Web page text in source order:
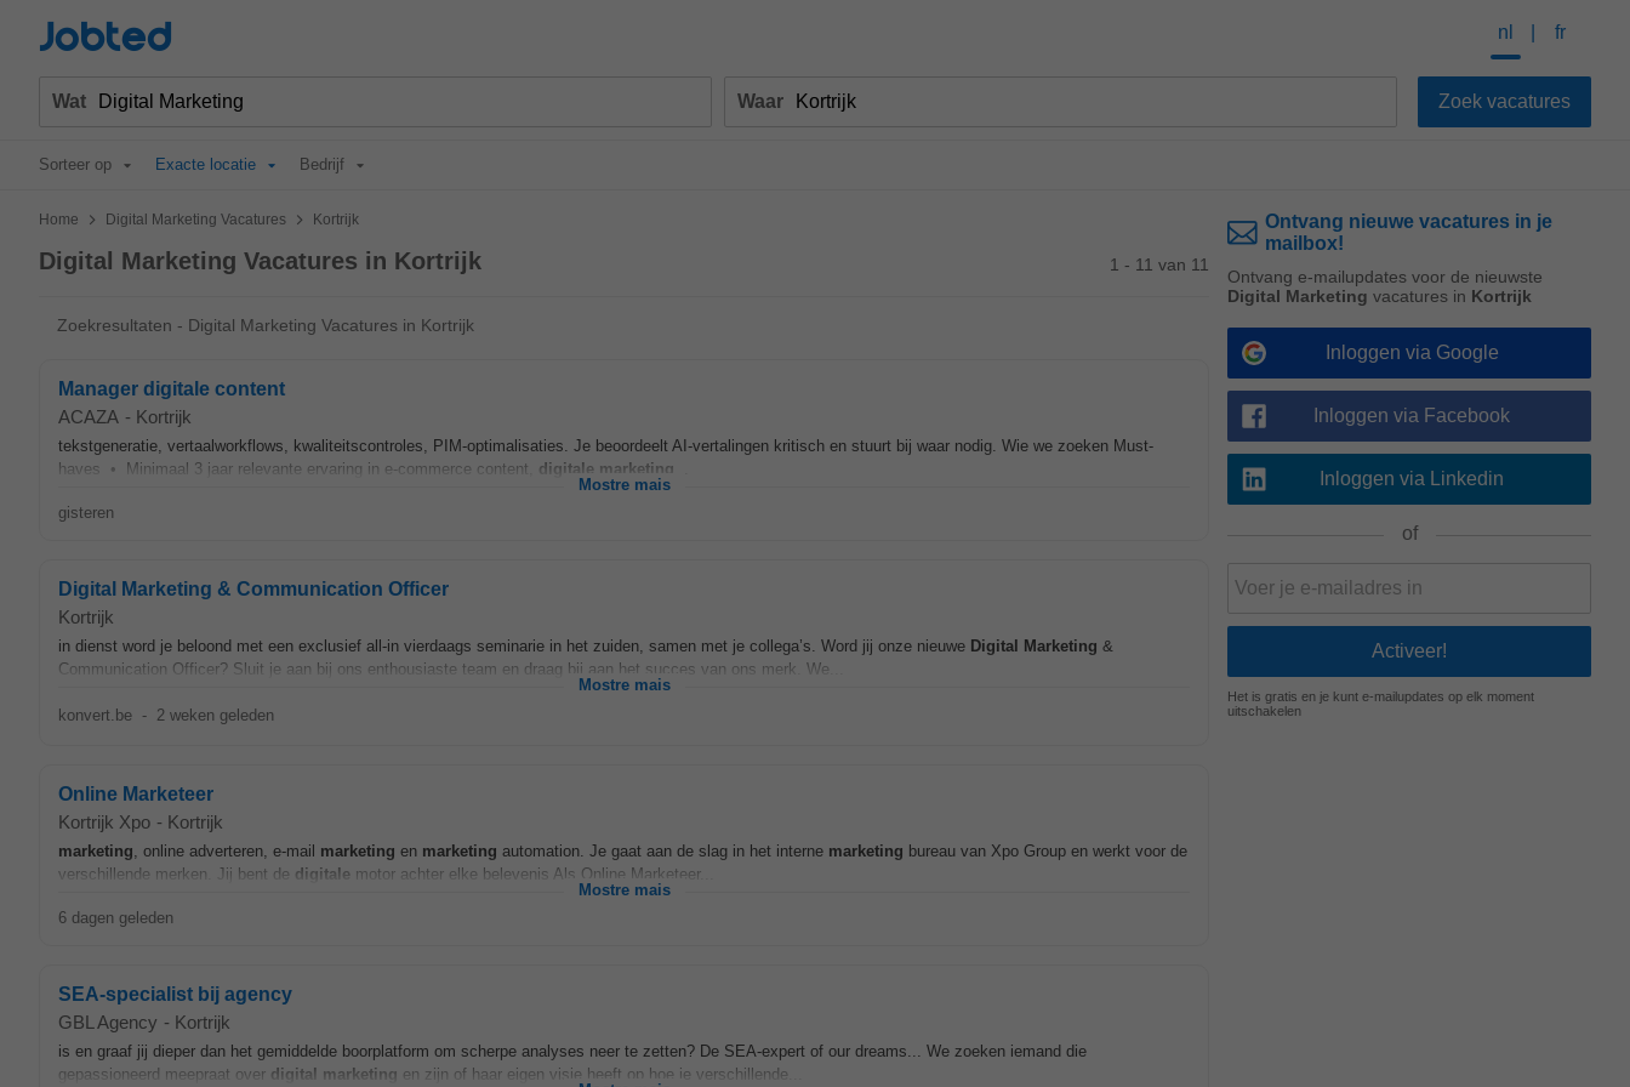
Jobted nl fr
Wat Waar
Sorteer op Exacte locatie Bedrijf
Home > Digital Marketing Vacatures > Kortrijk
Digital Marketing Vacatures in Kortrijk 1 - 11 van 11
Zoekresultaten - Digital Marketing Vacatures in Kortrijk
Manager digitale content
ACAZA - Kortrijk
tekstgeneratie, vertaalworkflows, kwaliteitscontroles, PIM-optimalisaties. Je beoordeelt AI-vertalingen kritisch en stuurt bij waar nodig. Wie we zoeken Must-
haves • Minimaal 3 jaar relevante ervaring in e-commerce content, digitale marketing
Mostre mais
gisteren
Digital Marketing & Communication Officer
Kortrijk
in dienst word je beloond met een exclusief all-in vierdaags seminarie in het zuiden, samen met je collega’s. Word jij onze nieuwe Digital Marketing &
Communication Officer? Sluit je aan bij ons enthousiaste team en draag bij aan het succes van ons merk. We...
Mostre mais
konvert.be - 2 weken geleden
Online Marketeer
Kortrijk Xpo - Kortrijk
marketing, online adverteren, e-mail marketing en marketing automation. Je gaat aan de slag in het interne marketing bureau van Xpo Group en werkt voor de
verschillende merken. Jij bent de digitale motor achter elke belevenis Als Online Marketeer...
Mostre mais
6 dagen geleden
SEA-specialist bij agency
GBL Agency - Kortrijk
is en graaf jij dieper dan het gemiddelde boorplatform om scherpe analyses neer te zetten? De SEA-expert of our dreams... We zoeken iemand die
gepassioneerd meepraat over digital marketing en zijn of haar eigen visie heeft op hoe je verschillende...
Ontvang nieuwe vacatures in je
mailbox!
Ontvang e-mailupdates voor de nieuwste
Digital Marketing vacatures in Kortrijk
Inloggen via Google
Inloggen via Facebook
Inloggen via Linkedin
of
Het is gratis en je kunt e-mailupdates op elk moment
uitschakelen